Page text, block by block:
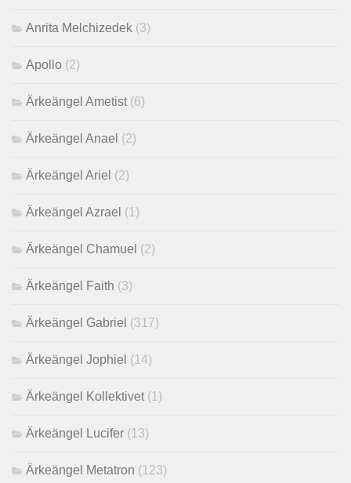
Anrita Melchizedek (3)
Apollo (2)
Ärkeängel Ametist (6)
Ärkeängel Anael (2)
Ärkeängel Ariel (2)
Ärkeängel Azrael (1)
Ärkeängel Chamuel (2)
Ärkeängel Faith (3)
Ärkeängel Gabriel (317)
Ärkeängel Jophiel (14)
Ärkeängel Kollektivet (1)
Ärkeängel Lucifer (13)
Ärkeängel Metatron (123)